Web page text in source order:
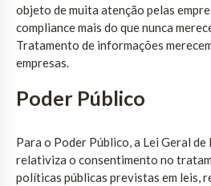
objeto de muita atenção pelas
compliance mais do que nunca
Tratamento de informações
empresas.
Poder Público
Para o Poder Público, a Lei Geral
relativiza o consentimento no
políticas públicas previstas em leis,